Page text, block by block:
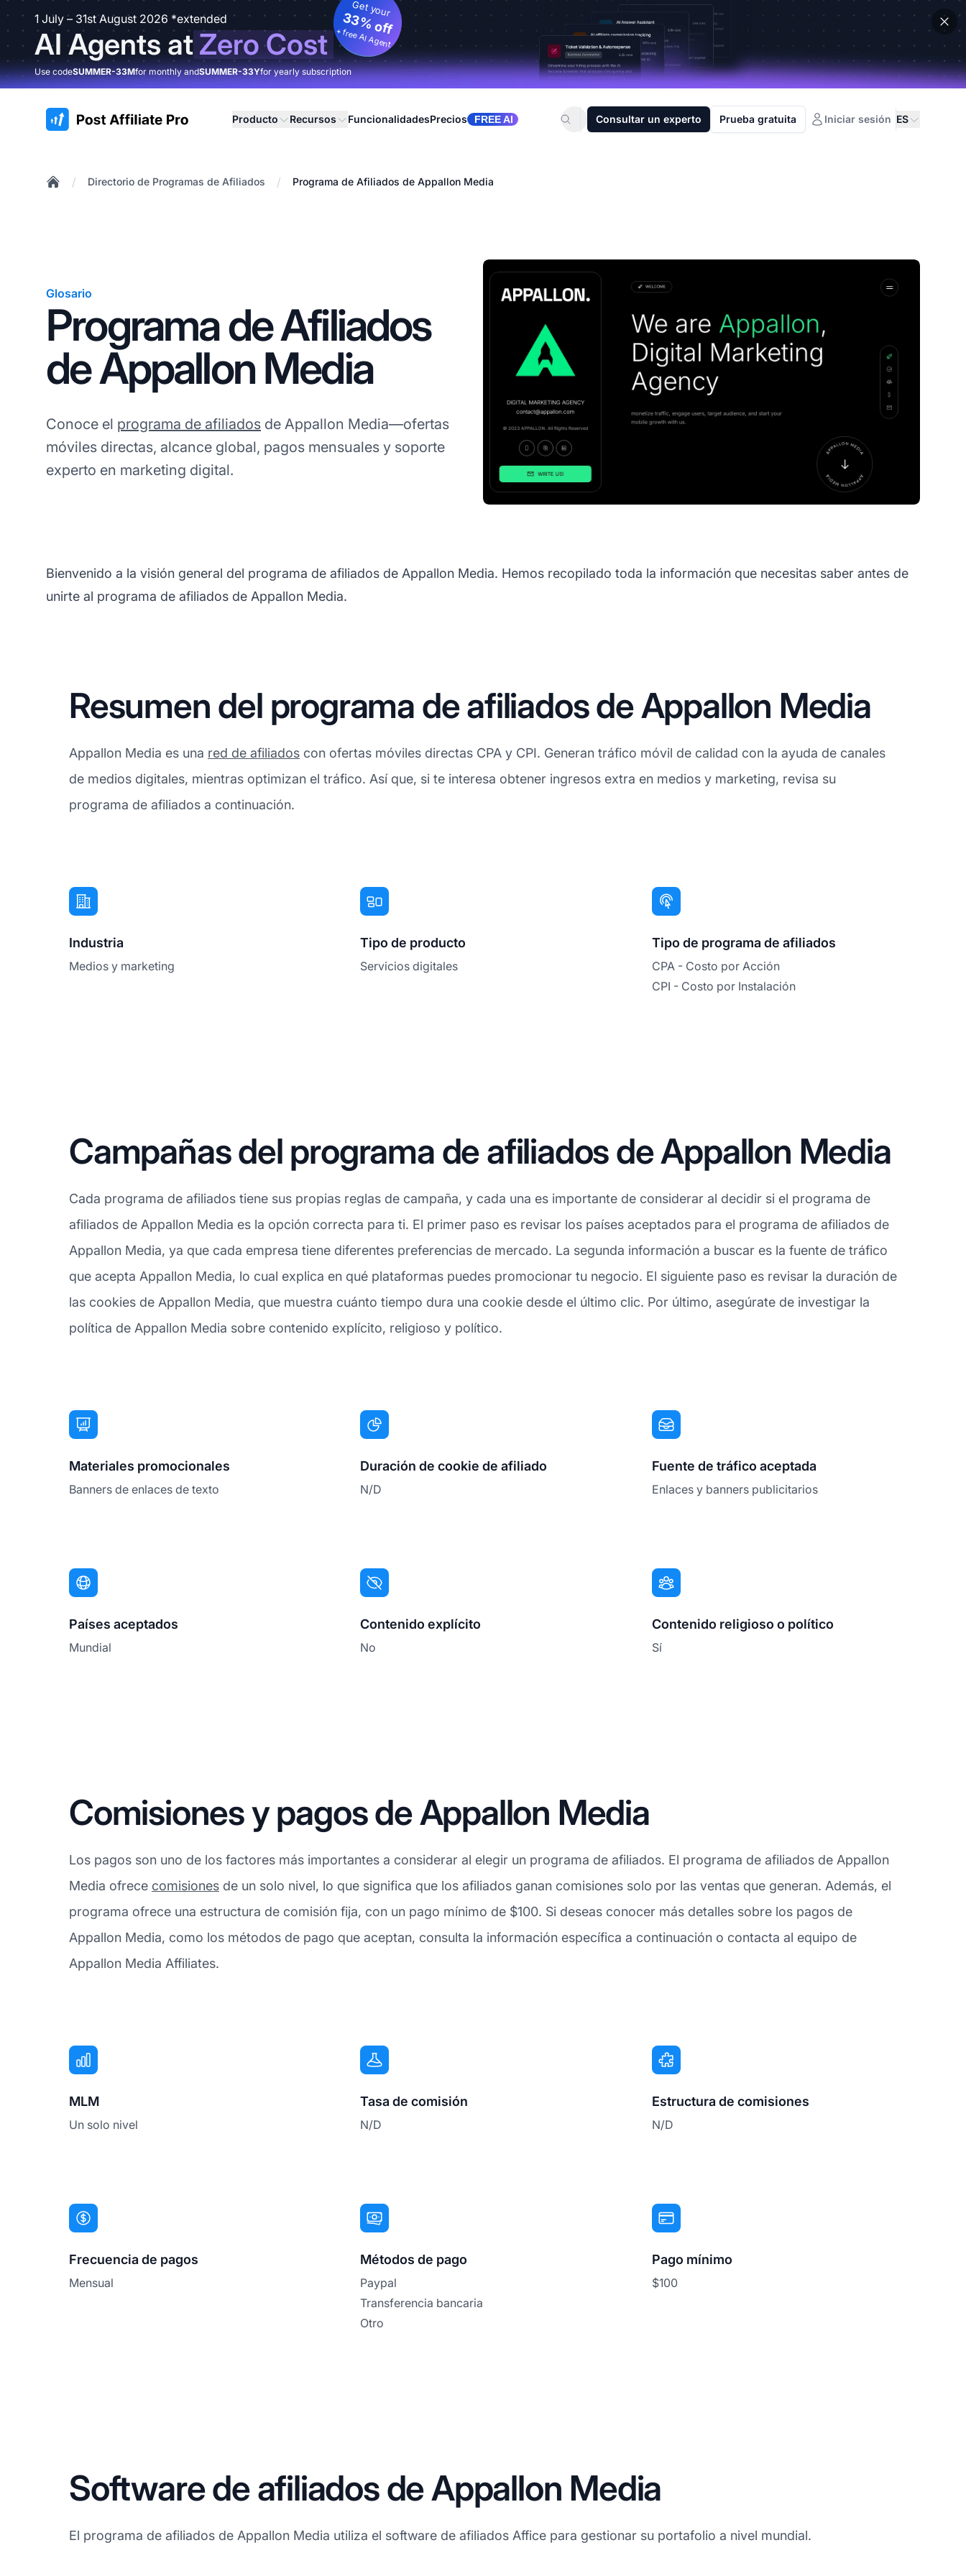
1 July – 31st August 2026 *extended
AI Agents atZero Cost
Get your
33% off
+ free AI Agent
Use codeSUMMER-33Mfor monthly andSUMMER-33Yfor yearly subscription
:site.title Producto Recursos FuncionalidadesPrecios FREE AI Consultar un experto Prueba gratuita Iniciar sesión ES
/ Directorio de Programas de Afiliados / Programa de Afiliados de Appallon Media
Glosario
Programa de Afiliados
de Appallon Media
Conoce el programa de afiliados de Appallon Media—ofertas
móviles directas, alcance global, pagos mensuales y soporte
experto en marketing digital.
Bienvenido a la visión general del programa de afiliados de Appallon Media. Hemos recopilado toda la información que necesitas saber antes de
unirte al programa de afiliados de Appallon Media.
Resumen del programa de afiliados de Appallon Media
Appallon Media es una red de afiliados con ofertas móviles directas CPA y CPI. Generan tráfico móvil de calidad con la ayuda de canales
de medios digitales, mientras optimizan el tráfico. Así que, si te interesa obtener ingresos extra en medios y marketing, revisa su
programa de afiliados a continuación.
Industria
Medios y marketing
Tipo de producto
Servicios digitales
Tipo de programa de afiliados
CPA - Costo por Acción
CPI - Costo por Instalación
Campañas del programa de afiliados de Appallon Media
Cada programa de afiliados tiene sus propias reglas de campaña, y cada una es importante de considerar al decidir si el programa de
afiliados de Appallon Media es la opción correcta para ti. El primer paso es revisar los países aceptados para el programa de afiliados de
Appallon Media, ya que cada empresa tiene diferentes preferencias de mercado. La segunda información a buscar es la fuente de tráfico
que acepta Appallon Media, lo cual explica en qué plataformas puedes promocionar tu negocio. El siguiente paso es revisar la duración de
las cookies de Appallon Media, que muestra cuánto tiempo dura una cookie desde el último clic. Por último, asegúrate de investigar la
política de Appallon Media sobre contenido explícito, religioso y político.
Materiales promocionales
Banners de enlaces de texto
Duración de cookie de afiliado
N/D
Fuente de tráfico aceptada
Enlaces y banners publicitarios
Países aceptados
Mundial
Contenido explícito
No
Contenido religioso o político
Sí
Comisiones y pagos de Appallon Media
Los pagos son uno de los factores más importantes a considerar al elegir un programa de afiliados. El programa de afiliados de Appallon
Media ofrece comisiones de un solo nivel, lo que significa que los afiliados ganan comisiones solo por las ventas que generan. Además, el
programa ofrece una estructura de comisión fija, con un pago mínimo de $100. Si deseas conocer más detalles sobre los pagos de
Appallon Media, como los métodos de pago que aceptan, consulta la información específica a continuación o contacta al equipo de
Appallon Media Affiliates.
MLM
Un solo nivel
Tasa de comisión
N/D
Estructura de comisiones
N/D
Frecuencia de pagos
Mensual
Métodos de pago
Paypal
Transferencia bancaria
Otro
Pago mínimo
$100
Software de afiliados de Appallon Media
El programa de afiliados de Appallon Media utiliza el software de afiliados Affice para gestionar su portafolio a nivel mundial.